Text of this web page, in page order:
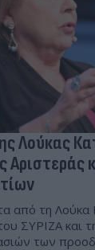
Λούκας
από τη Λούκα
ΣΥΡΙΖΑ και
των